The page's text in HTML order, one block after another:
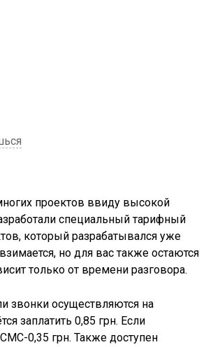
проектов ввиду высокой
специальный тарифный
который разрабатывался уже
но для вас также остаются
только от времени разговора.
звонки осуществляются на
заплатить 0,85 грн. Если
СМС-0,35 грн. Также доступен